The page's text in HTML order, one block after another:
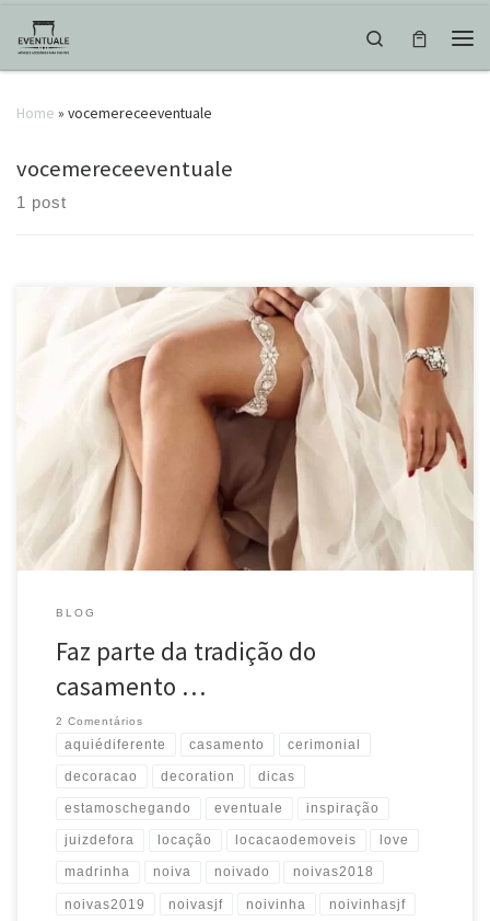
Skip to content
Search
Home » vocemereceeventuale
vocemereceeventuale
1 post
Faz parte da tradição do casamento a noiva usar na perna uma liga
branca que simboliza a pureza ou branca com azul que simboliza a
pureza e a fidelidade. O noivo também pode atirar a liga da noiva
para os homens solteiros, assim como a noiva faz com o bouquet.
BLOG
Faz parte da tradição do
casamento …
2 Comentários
aquiédiferente casamento cerimonial
decoracao decoration dicas
estamoschegando eventuale inspiração
juizdefora locação locacaodemoveis love
madrinha noiva noivado noivas2018
noivas2019 noivasjf noivinha noivinhasjf